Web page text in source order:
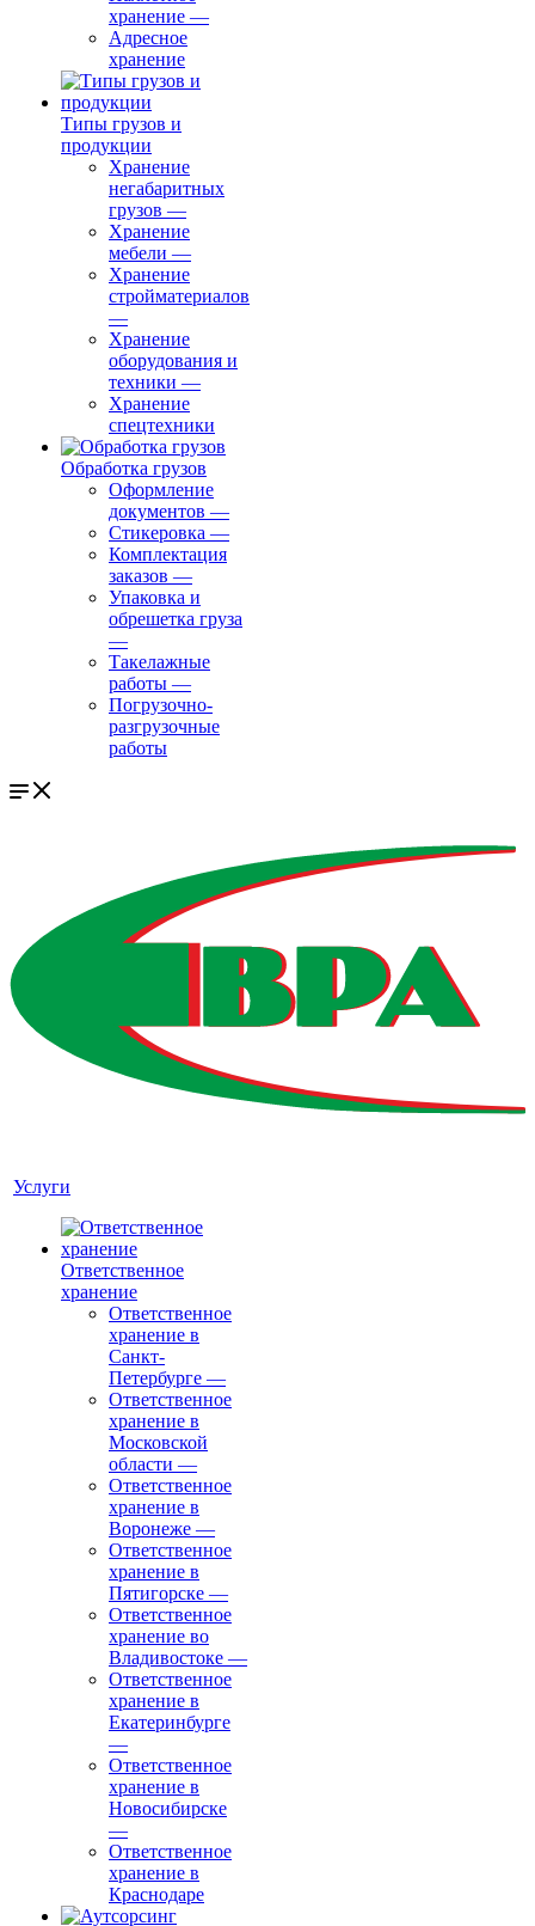
хранение —
Адресное
хранение
Типы грузов и
продукции
Хранение
негабаритных
грузов —
Хранение
мебели —
Хранение
стройматериалов
—
Хранение
оборудования и
техники —
Хранение
спецтехники
Обработка грузов
Оформление
документов —
Стикеровка —
Комплектация
заказов —
Упаковка и
обрешетка груза
—
Такелажные
работы —
Погрузочно-
разгрузочные
работы
Услуги
Ответственное
хранение
Ответственное
хранение в
Санкт-
Петербурге —
Ответственное
хранение в
Московской
области —
Ответственное
хранение в
Воронеже —
Ответственное
хранение в
Пятигорске —
Ответственное
хранение во
Владивостоке —
Ответственное
хранение в
Екатеринбурге
—
Ответственное
хранение в
Новосибирске
—
Ответственное
хранение в
Краснодаре